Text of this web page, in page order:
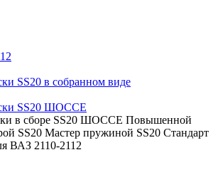
SS20 в собранном виде
SS20 ШОССЕ
в сборе SS20 ШОССЕ Повышенной
SS20 Мастер пружиной SS20 Стандарт
ВАЗ 2110-2112